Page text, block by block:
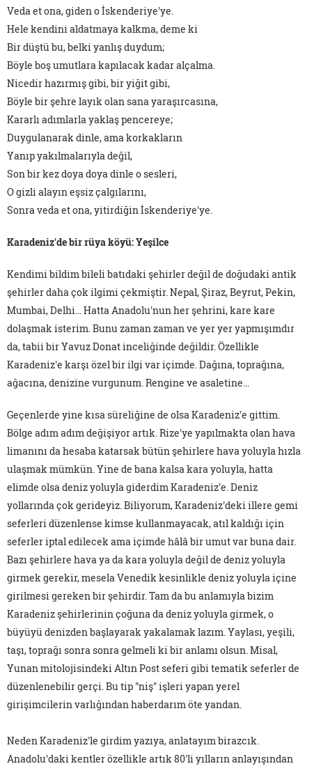
Veda et ona, giden o İskenderiye'ye.
Hele kendini aldatmaya kalkma, deme ki
Bir düştü bu, belki yanlış duydum;
Böyle boş umutlara kapılacak kadar alçalma.
Nicedir hazırmış gibi, bir yiğit gibi,
Böyle bir şehre layık olan sana yaraşırcasına,
Kararlı adımlarla yaklaş pencereye;
Duygulanarak dinle, ama korkakların
Yanıp yakılmalarıyla değil,
Son bir kez doya doya dinle o sesleri,
O gizli alayın eşsiz çalgılarını,
Sonra veda et ona, yitirdiğin İskenderiye'ye.
Karadeniz'de bir rüya köyü: Yeşilce
Kendimi bildim bileli batıdaki şehirler değil de doğudaki antik
şehirler daha çok ilgimi çekmiştir. Nepal, Şiraz, Beyrut, Pekin,
Mumbai, Delhi… Hatta Anadolu'nun her şehrini, kare kare
dolaşmak isterim. Bunu zaman zaman ve yer yer yapmışımdır
da, tabii bir Yavuz Donat inceliğinde değildir. Özellikle
Karadeniz'e karşı özel bir ilgi var içimde. Dağına, toprağına,
ağacına, denizine vurgunum. Rengine ve asaletine…
Geçenlerde yine kısa süreliğine de olsa Karadeniz'e gittim.
Bölge adım adım değişiyor artık. Rize'ye yapılmakta olan hava
limanını da hesaba katarsak bütün şehirlere hava yoluyla hızla
ulaşmak mümkün. Yine de bana kalsa kara yoluyla, hatta
elimde olsa deniz yoluyla giderdim Karadeniz'e. Deniz
yollarında çok gerideyiz. Biliyorum, Karadeniz'deki illere gemi
seferleri düzenlense kimse kullanmayacak, atıl kaldığı için
seferler iptal edilecek ama içimde hâlâ bir umut var buna dair.
Bazı şehirlere hava ya da kara yoluyla değil de deniz yoluyla
girmek gerekir, mesela Venedik kesinlikle deniz yoluyla içine
girilmesi gereken bir şehirdir. Tam da bu anlamıyla bizim
Karadeniz şehirlerinin çoğuna da deniz yoluyla girmek, o
büyüyü denizden başlayarak yakalamak lazım. Yaylası, yeşili,
taşı, toprağı sonra sonra gelmeli ki bir anlamı olsun. Misal,
Yunan mitolojisindeki Altın Post seferi gibi tematik seferler de
düzenlenebilir gerçi. Bu tip "niş" işleri yapan yerel
girişimcilerin varlığından haberdarım öte yandan.
Neden Karadeniz'le girdim yazıya, anlatayım birazcık.
Anadolu'daki kentler özellikle artık 80'li yılların anlayışından